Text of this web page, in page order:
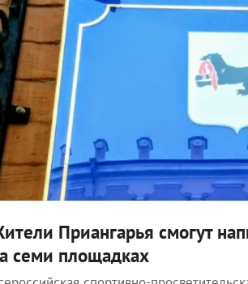
Приангарья смогут
семи площадках